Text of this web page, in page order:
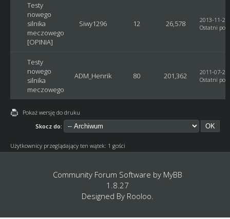
Testy
nowego
silnika
meczowego
[OPINIA]
Siwy1296 12 26,578
2013-11-
Ostatni post
Testy
nowego
silnika
meczowego
ADM_Henrik 80 201,362
2011-07-
Ostatni post
Pokaż wersję do druku
Skocz do:
Użytkownicy przeglądający ten wątek: 1 gości
Community Forum Software by MyBB
1.8.27
Designed By Rooloo.